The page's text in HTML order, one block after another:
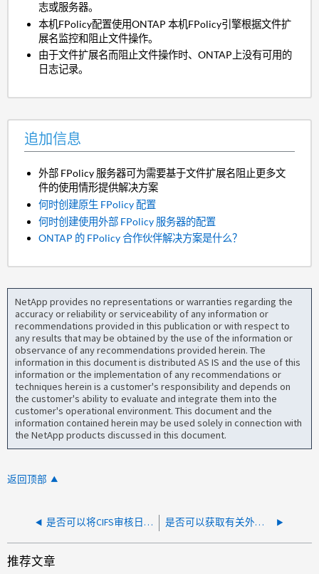
志或服务器。
本机FPolicy配置使用ONTAP 本机FPolicy引擎根据文件扩
展名监控和阻止文件操作。
由于文件扩展名而阻止文件操作时、ONTAP上没有可用的
日志记录。
追加信息
外部 FPolicy 服务器可为需要基于文件扩展名阻止更多文
件的使用情形提供解决方案
何时创建原生 FPolicy 配置
何时创建使用外部 FPolicy 服务器的配置
ONTAP 的 FPolicy 合作伙伴解决方案是什么？
NetApp provides no representations or warranties regarding the
accuracy or reliability or serviceability of any information or
recommendations provided in this publication or with respect to
any results that may be obtained by the use of the information or
observance of any recommendations provided herein. The
information in this document is distributed AS IS and the use of this
information or the implementation of any recommendations or
techniques herein is a customer's responsibility and depends on
the customer's ability to evaluate and integrate them into the
customer's operational environment. This document and the
information contained herein may be used solely in connection with
the NetApp products discussed in this document.
返回顶部
是否可以将CIFS审核日志转发到其他位置？ 是否可以获取有关外部vscan引擎文件扫描结果的详细信息？
推荐文章